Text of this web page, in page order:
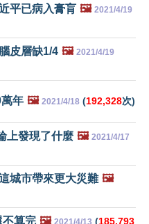
平已病入膏肓 🖼️ 2021/4/19
皮層缺1/4 🖼️ 2021/4/19
年 🖼️ 2021/4/18 (192,328次)
上發現了什麼 🖼️ 2021/4/17
城市帶來更大災難 🖼️
算完 🖼️ 2021/4/13 (185,793